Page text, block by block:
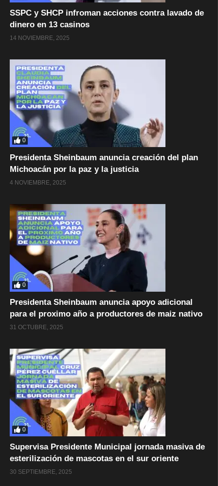
SSPC y SHCP infroman acciones contra lavado de
dinero en 13 casinos
14 NOVIEMBRE, 2025
0
Presidenta Sheinbaum anuncia creación del plan
Michoacán por la paz y la justicia
4 NOVIEMBRE, 2025
0
Presidenta Sheinbaum anuncia apoyo adicional
para el proximo año a productores de maiz nativo
31 OCTUBRE, 2025
0
Supervisa Presidente Municipal jornada masiva de
esterilización de mascotas en el sur oriente
30 SEPTIEMBRE, 2025